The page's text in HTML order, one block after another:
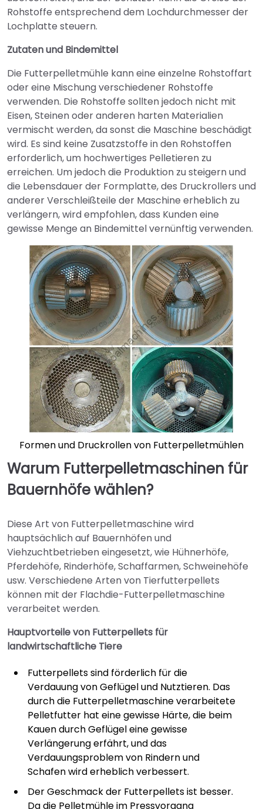
Rohstoffe entsprechend dem Lochdurchmesser der
Lochplatte steuern.
Zutaten und Bindemittel
Die Futterpelletmühle kann eine einzelne Rohstoffart
oder eine Mischung verschiedener Rohstoffe
verwenden. Die Rohstoffe sollten jedoch nicht mit
Eisen, Steinen oder anderen harten Materialien
vermischt werden, da sonst die Maschine beschädigt
wird. Es sind keine Zusatzstoffe in den Rohstoffen
erforderlich, um hochwertiges Pelletieren zu
erreichen. Um jedoch die Produktion zu steigern und
die Lebensdauer der Formplatte, des Druckrollers und
anderer Verschleißteile der Maschine erheblich zu
verlängern, wird empfohlen, dass Kunden eine
gewisse Menge an Bindemittel vernünftig verwenden.
Formen und Druckrollen von Futterpelletmühlen
Warum Futterpelletmaschinen für
Bauernhöfe wählen?
Diese Art von Futterpelletmaschine wird
hauptsächlich auf Bauernhöfen und
Viehzuchtbetrieben eingesetzt, wie Hühnerhöfe,
Pferdehöfe, Rinderhöfe, Schaffarmen, Schweinehöfe
usw. Verschiedene Arten von Tierfutterpellets
können mit der Flachdie-Futterpelletmaschine
verarbeitet werden.
Hauptvorteile von Futterpellets für
landwirtschaftliche Tiere
Futterpellets sind förderlich für die
Verdauung von Geflügel und Nutztieren. Das
durch die Futterpelletmaschine verarbeitete
Pelletfutter hat eine gewisse Härte, die beim
Kauen durch Geflügel eine gewisse
Verlängerung erfährt, und das
Verdauungsproblem von Rindern und
Schafen wird erheblich verbessert.
Der Geschmack der Futterpellets ist besser.
Da die Pelletmühle im Pressvorgang